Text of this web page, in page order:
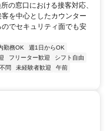
の窓口における接客対応、
を中心としたカウンター
でセキュリティ面でも安
勤務OK
週1日からOK
フリーター歓迎
シフト自由
問 未経験者歓迎
午前